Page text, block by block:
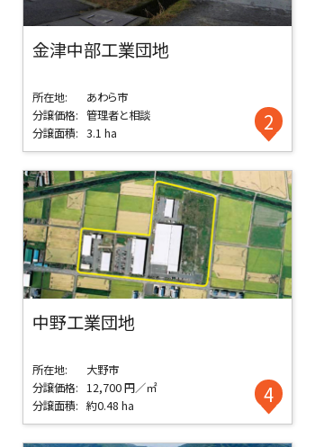
金津中部工業団地
所在地:
あわら市
分譲価格: 管理者と相談
分譲面積: 3.1 ha 2
中野工業団地
所在地:
大野市
分譲価格: 12,700 円／㎡
分譲面積: 約0.48 ha 4